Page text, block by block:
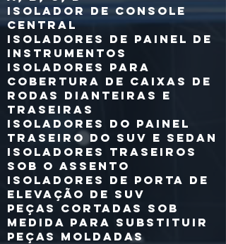
Isolador de console
central
Isoladores de painel de
instrumentos
Isoladores para
cobertura de caixas de
rodas dianteiras e
traseiras
Isoladores do painel
traseiro do SUV e sedan
Isoladores traseiros
sob o assento
Isoladores de porta de
elevação de SUV
Peças cortadas sob
medida para substituir
peças moldadas